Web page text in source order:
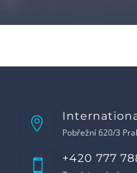
Pobřežní 620/3
+420 777